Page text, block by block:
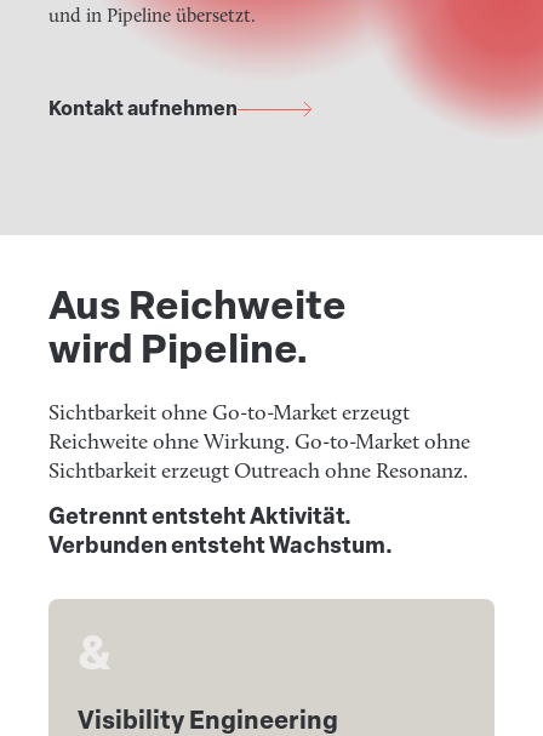
andweekly
DEEN
und in Pipeline übersetzt.
Kontakt aufnehmen
Aus Reichweite
wird Pipeline.
Sichtbarkeit ohne Go-to-Market erzeugt
Reichweite ohne Wirkung. Go-to-Market ohne
Sichtbarkeit erzeugt Outreach ohne Resonanz.
Getrennt entsteht Aktivität.
Verbunden entsteht Wachstum.
&
Visibility Engineering